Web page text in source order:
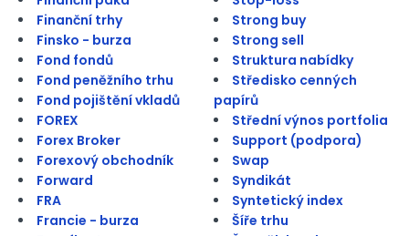
Finanční trhy
Finsko - burza
Fond fondů
Fond peněžního trhu
Fond pojištění vkladů
FOREX
Forex Broker
Forexový obchodník
Forward
FRA
Francie - burza
Strong buy
Strong sell
Struktura nabídky
Středisko cenných
papírů
Střední výnos portfolia
Support (podpora)
Swap
Syndikát
Syntetický index
Šíře trhu